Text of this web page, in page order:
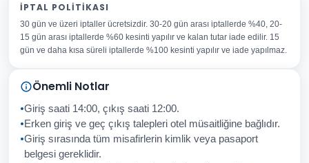
E-posta Adresiniz
Konu
Sorunuz
İptal Gönder
İPTAL POLITIKASI
30 gün ve üzeri iptaller ücretsizdir. 30-20 gün arası iptallerde %40, 20-
15 gün arası iptallerde %60 kesinti yapılır ve kalan tutar iade edilir. 15
gün ve daha kısa süreli iptallerde %100 kesinti yapılır ve iade yapılmaz.
Önemli Notlar
Giriş saati 14:00, çıkış saati 12:00.
Erken giriş ve geç çıkış talepleri otel müsaitliğine bağlıdır.
Giriş sırasında tüm misafirlerin kimlik veya pasaport
belgesi gereklidir.